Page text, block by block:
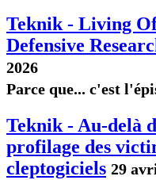
Teknik - Living
Defensive
2026
Parce que... c'est
Teknik - Au-delà
profilage des
cleptogiciels 29